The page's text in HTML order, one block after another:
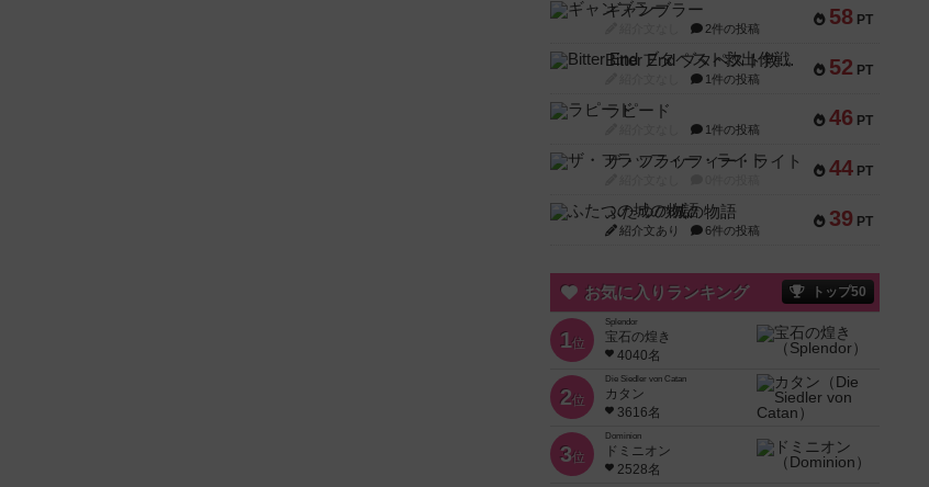
58 PT
ギャンブラー
2件の投稿
52 PT
Bitter End ブタペスト救出作戦
1件の投稿
46 PT
ラピード
1件の投稿
44 PT
ザ・フラッフィー・ライト
39 PT
ふたつの城の物語
紹介文あり 6件の投稿
お気に入りランキング トップ50
1位
Splendor
宝石の煌き
4040名
2位
Die Siedler von Catan
カタン
3616名
3位
Dominion
ドミニオン
2528名